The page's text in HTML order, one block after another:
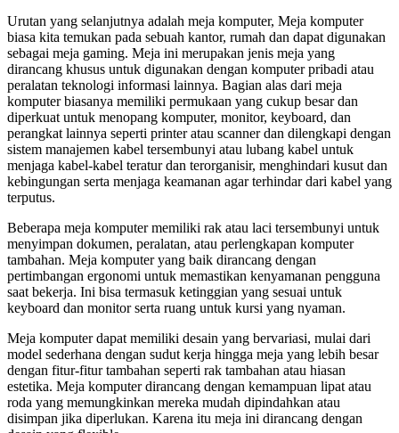
Urutan yang selanjutnya adalah meja komputer, Meja komputer
biasa kita temukan pada sebuah kantor, rumah dan dapat digunakan
sebagai meja gaming. Meja ini merupakan jenis meja yang
dirancang khusus untuk digunakan dengan komputer pribadi atau
peralatan teknologi informasi lainnya. Bagian alas dari meja
komputer biasanya memiliki permukaan yang cukup besar dan
diperkuat untuk menopang komputer, monitor, keyboard, dan
perangkat lainnya seperti printer atau scanner dan dilengkapi dengan
sistem manajemen kabel tersembunyi atau lubang kabel untuk
menjaga kabel-kabel teratur dan terorganisir, menghindari kusut dan
kebingungan serta menjaga keamanan agar terhindar dari kabel yang
terputus.
Beberapa meja komputer memiliki rak atau laci tersembunyi untuk
menyimpan dokumen, peralatan, atau perlengkapan komputer
tambahan. Meja komputer yang baik dirancang dengan
pertimbangan ergonomi untuk memastikan kenyamanan pengguna
saat bekerja. Ini bisa termasuk ketinggian yang sesuai untuk
keyboard dan monitor serta ruang untuk kursi yang nyaman.
Meja komputer dapat memiliki desain yang bervariasi, mulai dari
model sederhana dengan sudut kerja hingga meja yang lebih besar
dengan fitur-fitur tambahan seperti rak tambahan atau hiasan
estetika. Meja komputer dirancang dengan kemampuan lipat atau
roda yang memungkinkan mereka mudah dipindahkan atau
disimpan jika diperlukan. Karena itu meja ini dirancang dengan